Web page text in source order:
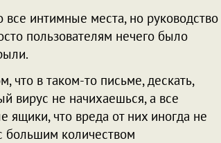
интимные места, но руководство
пользователям нечего было
что в таком-то письме, дескать,
вирус не начихаешься, а все
ящики, что вреда от них иногда не
большим количеством